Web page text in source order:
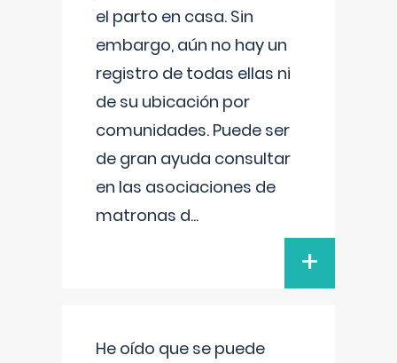
el parto en casa. Sin
embargo, aún no hay un
registro de todas ellas ni
de su ubicación por
comunidades. Puede ser
de gran ayuda consultar
en las asociaciones de
matronas d...
+
He oído que se puede